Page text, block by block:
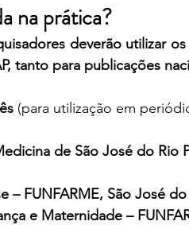
na prática?
deverão utilizar
tanto para publicações
(para utilização em
de São José do Rio
– FUNFARME, São José
e Maternidade –